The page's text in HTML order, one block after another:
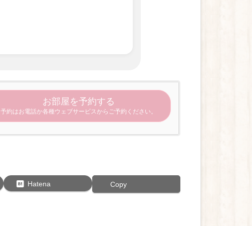
お部屋を予約する
予約はお電話か各種ウェブサービスからご予約ください。
Hatena Copy